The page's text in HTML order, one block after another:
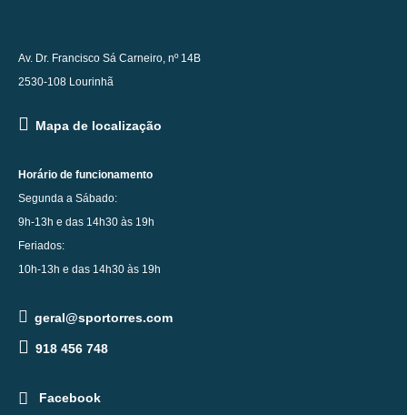
Av. Dr. Francisco Sá Carneiro, nº 14B
2530-108 Lourinhã
Mapa de localização
Horário de funcionamento
Segunda a Sábado:
9h-13h e das 14h30 às 19h
Feriados:
10h-13h e das 14h30 às 19h
geral@sportorres.com
918 456 748
Facebook